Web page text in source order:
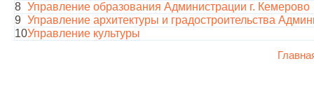
8 Управление образования Администрации г. Кемерово
9 Управление архитектуры и градостроительства
10Управление культуры